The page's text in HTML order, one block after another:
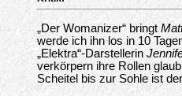
„Der Womanizer“ bringt
werde ich ihn los in 10
„Elektra“-Darstellerin
verkörpern ihre Rollen
Scheitel bis zur Sohle ist